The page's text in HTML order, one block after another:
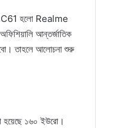
C61 হলো Realme
আন্তর্জাতিক
তাহলে আলোচনা শুরু
হয়েছে ১৬০ ইউরো।